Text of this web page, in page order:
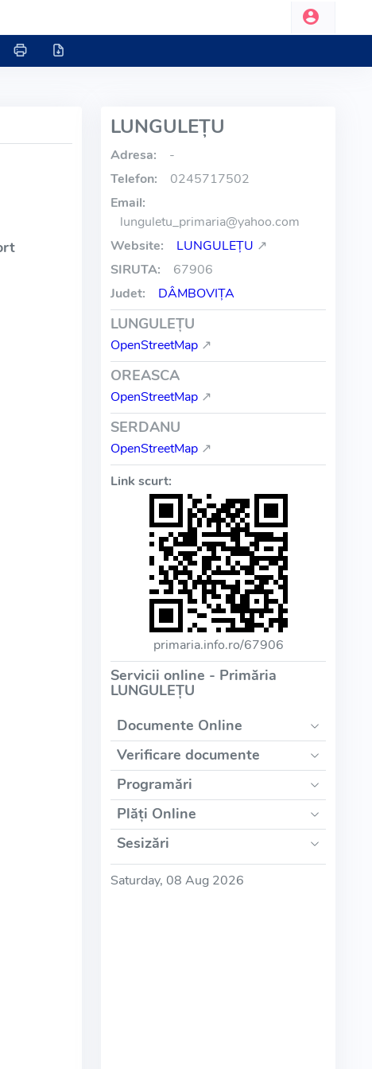
LUNGULEŢU
Adresa:
-
Telefon:
0245717502
Email:
lunguletu_primaria@yahoo.com
Website:
LUNGULEŢU ↗
SIRUTA:
67906
Judet:
DÂMBOVIŢA
LUNGULEŢU
OpenStreetMap ↗
OREASCA
OpenStreetMap ↗
SERDANU
OpenStreetMap ↗
Link scurt:
primaria.info.ro/67906
Servicii online - Primăria
LUNGULEŢU
Documente Online
Verificare documente
Programări
Plăți Online
Sesizări
Saturday, 08 Aug 2026